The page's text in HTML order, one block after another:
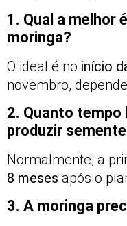
1. Qual a melhor
moringa?
O ideal é no início
novembro,
2. Quanto tempo
produzir
Normalmente, a
8 meses após o
3. A moringa